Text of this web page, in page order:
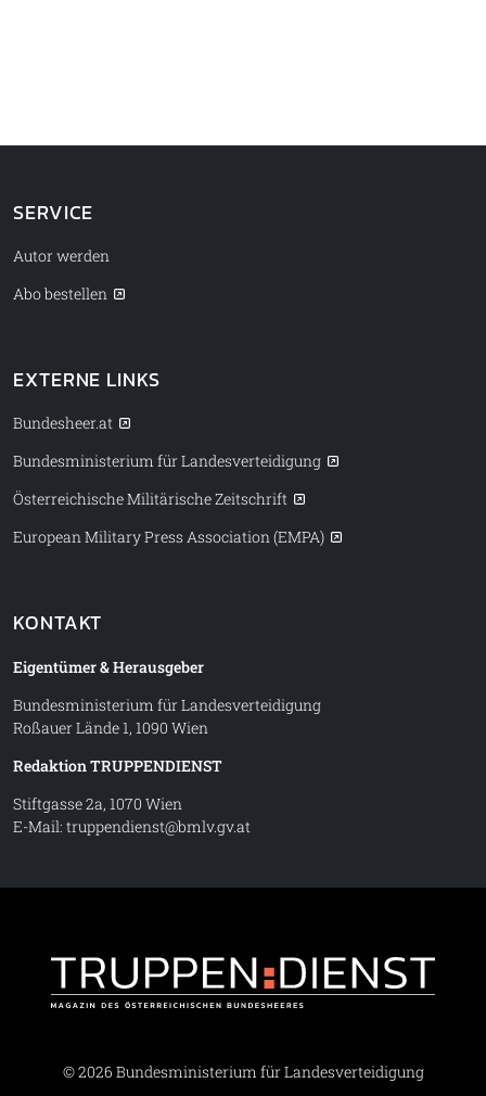
SERVICE
Autor werden
Abo bestellen
EXTERNE LINKS
Bundesheer.at
Bundesministerium für Landesverteidigung
Österreichische Militärische Zeitschrift
European Military Press Association (EMPA)
KONTAKT
Eigentümer & Herausgeber
Bundesministerium für Landesverteidigung
Roßauer Lände 1, 1090 Wien
Redaktion TRUPPENDIENST
Stiftgasse 2a, 1070 Wien
E-Mail: truppendienst@bmlv.gv.at
© 2026 Bundesministerium für Landesverteidigung